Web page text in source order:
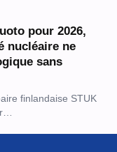
pour 2026,
nucléaire ne
sans
finlandaise STUK